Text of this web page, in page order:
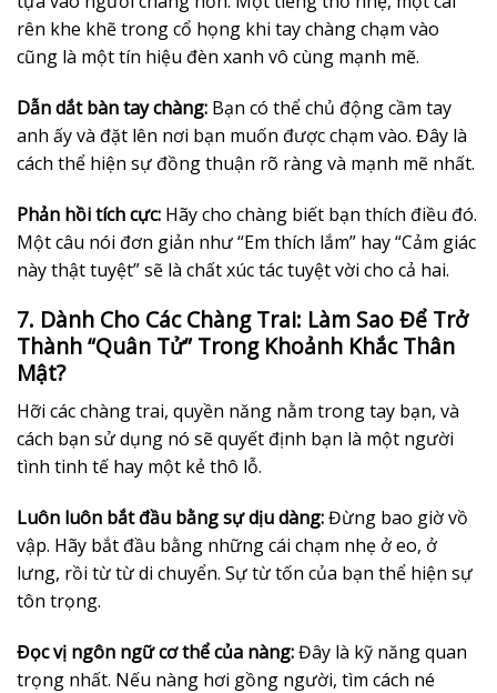
rên khe khẽ trong cổ họng khi tay chàng chạm vào
cũng là một tín hiệu đèn xanh vô cùng mạnh mẽ.
Dẫn dắt bàn tay chàng: Bạn có thể chủ động cầm tay
anh ấy và đặt lên nơi bạn muốn được chạm vào. Đây là
cách thể hiện sự đồng thuận rõ ràng và mạnh mẽ nhất.
Phản hồi tích cực: Hãy cho chàng biết bạn thích điều đó.
Một câu nói đơn giản như “Em thích lắm” hay “Cảm giác
này thật tuyệt” sẽ là chất xúc tác tuyệt vời cho cả hai.
7. Dành Cho Các Chàng Trai: Làm Sao Để Trở
Thành “Quân Tử” Trong Khoảnh Khắc Thân
Mật?
Hỡi các chàng trai, quyền năng nằm trong tay bạn, và
cách bạn sử dụng nó sẽ quyết định bạn là một người
tình tinh tế hay một kẻ thô lỗ.
Luôn luôn bắt đầu bằng sự dịu dàng:Đừng bao giờ vồ
vập. Hãy bắt đầu bằng những cái chạm nhẹ ở eo, ở
lưng, rồi từ từ di chuyển. Sự từ tốn của bạn thể hiện sự
tôn trọng.
Đọc vị ngôn ngữ cơ thể của nàng:Đây là kỹ năng quan
trọng nhất. Nếu nàng hơi gồng người, tìm cách né